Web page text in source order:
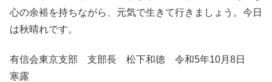
心の余裕を持ちながら、元気で生きて行きましょう。今日
は秋晴れです。
有信会東京支部 支部長 松下和徳 令和5年10月8日
寒露